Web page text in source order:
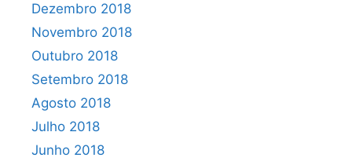
Dezembro 2018
Novembro 2018
Outubro 2018
Setembro 2018
Agosto 2018
Julho 2018
Junho 2018